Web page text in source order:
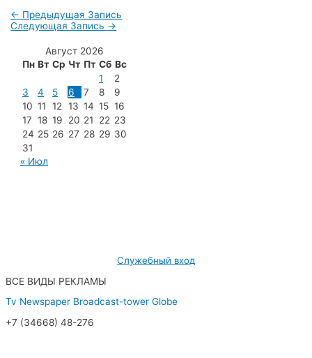
← Предыдущая Запись
Следующая Запись →
Август 2026
Пн Вт Ср Чт Пт Сб Вс
1
2
3
4 5 6 7 8
9
10 11 12 13 14 15 16
17 18 19 20 21 22 23
24 25 26 27 28 29 30
31
« Июл
Служебный вход
ВСЕ ВИДЫ РЕКЛАМЫ
Tv Newspaper Broadcast-tower Globe
+7 (34668) 48-276